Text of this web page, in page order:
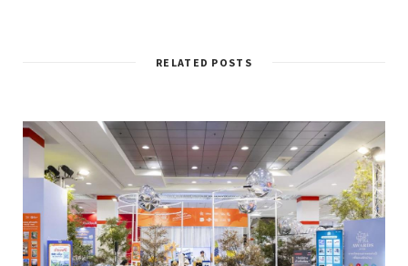
RELATED POSTS